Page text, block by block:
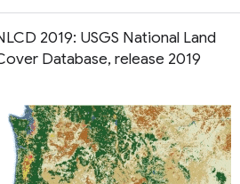
2019: USGS National Land
Database, release 2019